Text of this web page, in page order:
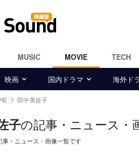
MUSIC MOVIE TECH
映画 国内ドラマ 海外ド
田中美佐子
子の記事・ニュース・
事・ニュース・画像一覧です